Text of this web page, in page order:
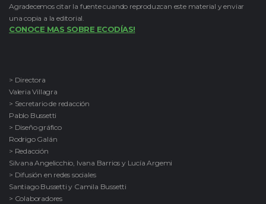
Agradecemos citar la fuente cuando reproduzcan este material y enviar
una copia a la editorial.
CONOCE MAS SOBRE ECODÍAS!
> Directora
Valeria Villagra
> Secretario de redacción
Pablo Bussetti
> Diseño gráfico
Rodrigo Galán
> Redacción
Silvana Angelicchio, Ivana Barrios y Lucía Argemi
> Difusión en redes sociales
Santiago Bussetti y Camila Bussetti
> Colaboradores